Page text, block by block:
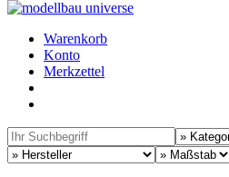
Warenkorb
Konto
Merkzettel